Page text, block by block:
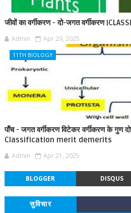
जीवों का वर्गीकरण - दो-जगत वर्गीकरण
Admin Apr 29, 2025
11TH BIOLOGY
पाँच - जगत वर्गीकरण विटेकर वर्गीकरण के गुण
Classification merit demerits
Admin Apr 21, 2025
BLOGGER DISQUS
सुविचार